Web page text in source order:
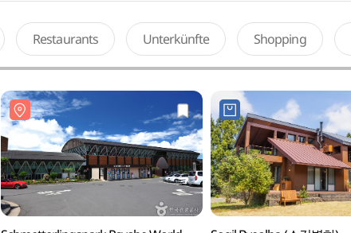
Restaurants Unterkünfte Shopping